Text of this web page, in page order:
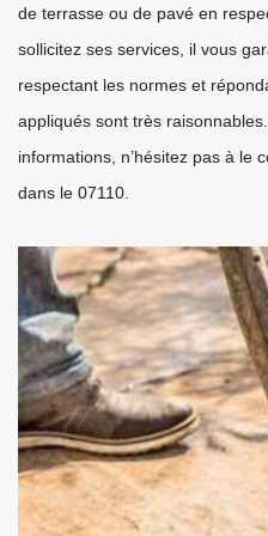
de terrasse ou de pavé en
sollicitez ses services, il vous
respectant les normes et
appliqués sont très
informations, n’hésitez pas à le
dans le 07110.